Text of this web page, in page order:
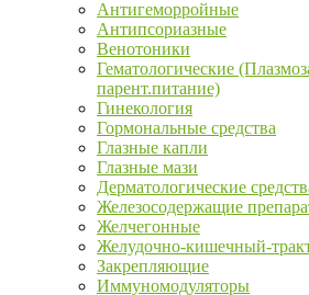
Антигеморройные
Антипсориазные
Венотоники
Гематологические
парент.питание)
Гинекология
Гормональные средства
Глазные капли
Глазные мази
Дерматологические
Железосодержащие
Желчегонные
Желудочно-кишечный-
Закрепляющие
Иммуномодуляторы